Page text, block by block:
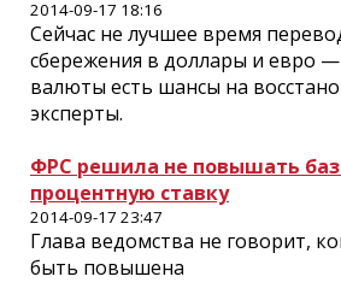
2014-09-17 18:16
Сейчас не лучшее время
сбережения в доллары и евро —
валюты есть шансы на
эксперты.
ФРС решила не повышать
процентную ставку
2014-09-17 23:47
Глава ведомства не говорит,
быть повышена